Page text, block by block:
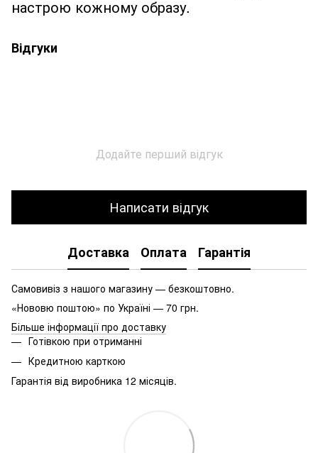
настрою кожному образу.
Відгуки
Додайте перший відгук
Написати відгук
Доставка Оплата Гарантія
Самовивіз з нашого магазину — безкоштовно.
«Нововю поштою» по Україні — 70 грн.
Більше інформації про доставку
Готівкою при отриманні
Кредитною карткою
Гарантія від виробника 12 місяців.